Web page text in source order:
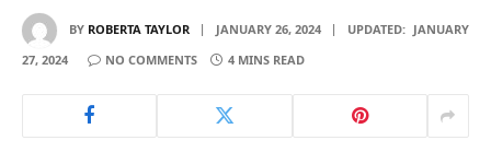
BY ROBERTA TAYLOR JANUARY 26, 2024 UPDATED: JANUARY
27, 2024
NO COMMENTS 4 MINS READ